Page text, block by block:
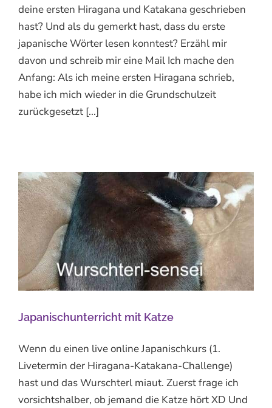
deine ersten Hiragana und Katakana geschrieben
hast? Und als du gemerkt hast, dass du erste
japanische Wörter lesen konntest? Erzähl mir
davon und schreib mir eine Mail Ich mache den
Anfang: Als ich meine ersten Hiragana schrieb,
habe ich mich wieder in die Grundschulzeit
zurückgesetzt [...]
Japanischunterricht mit Katze
Wenn du einen live online Japanischkurs (1.
Livetermin der Hiragana-Katakana-Challenge)
hast und das Wurschterl miaut. Zuerst frage ich
vorsichtshalber, ob jemand die Katze hört XD Und